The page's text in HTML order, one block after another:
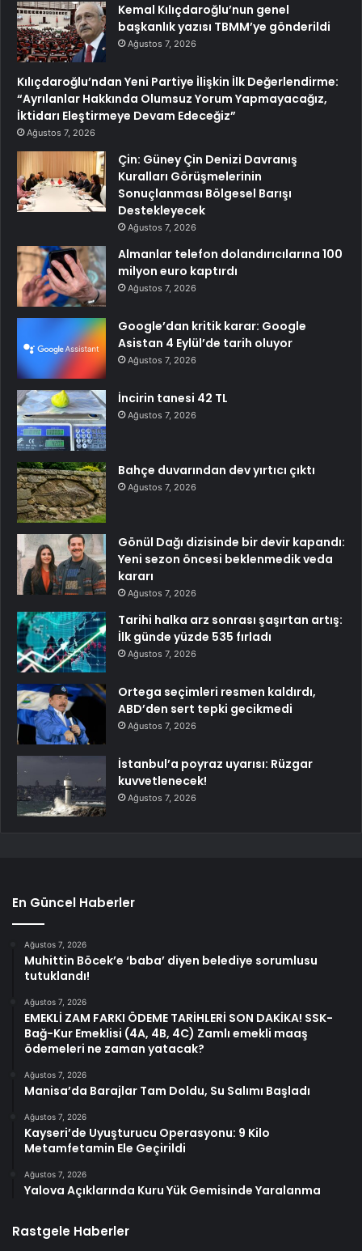
Kemal Kılıçdaroğlu’nun genel
başkanlık yazısı TBMM’ye gönderildi
Ağustos 7, 2026
Kılıçdaroğlu’ndan Yeni Partiye İlişkin İlk Değerlendirme:
“Ayrılanlar Hakkında Olumsuz Yorum Yapmayacağız,
İktidarı Eleştirmeye Devam Edeceğiz”
Ağustos 7, 2026
Çin: Güney Çin Denizi Davranış
Kuralları Görüşmelerinin
Sonuçlanması Bölgesel Barışı
Destekleyecek
Ağustos 7, 2026
Almanlar telefon dolandırıcılarına 100
milyon euro kaptırdı
Ağustos 7, 2026
Google’dan kritik karar: Google
Asistan 4 Eylül’de tarih oluyor
Ağustos 7, 2026
İncirin tanesi 42 TL
Ağustos 7, 2026
Bahçe duvarından dev yırtıcı çıktı
Ağustos 7, 2026
Gönül Dağı dizisinde bir devir kapandı:
Yeni sezon öncesi beklenmedik veda
kararı
Ağustos 7, 2026
Tarihi halka arz sonrası şaşırtan artış:
İlk günde yüzde 535 fırladı
Ağustos 7, 2026
Ortega seçimleri resmen kaldırdı,
ABD’den sert tepki gecikmedi
Ağustos 7, 2026
İstanbul’a poyraz uyarısı: Rüzgar
kuvvetlenecek!
Ağustos 7, 2026
En Güncel Haberler
Ağustos 7, 2026
Muhittin Böcek’e ‘baba’ diyen belediye sorumlusu
tutuklandı!
Ağustos 7, 2026
EMEKLİ ZAM FARKI ÖDEME TARİHLERİ SON DAKİKA! SSK-
Bağ-Kur Emeklisi (4A, 4B, 4C) Zamlı emekli maaş
ödemeleri ne zaman yatacak?
Ağustos 7, 2026
Manisa’da Barajlar Tam Doldu, Su Salımı Başladı
Ağustos 7, 2026
Kayseri’de Uyuşturucu Operasyonu: 9 Kilo
Metamfetamin Ele Geçirildi
Ağustos 7, 2026
Yalova Açıklarında Kuru Yük Gemisinde Yaralanma
Rastgele Haberler